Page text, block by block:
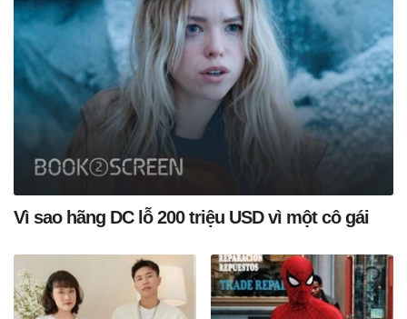
Vì sao hãng DC lỗ 200 triệu USD vì một cô gái